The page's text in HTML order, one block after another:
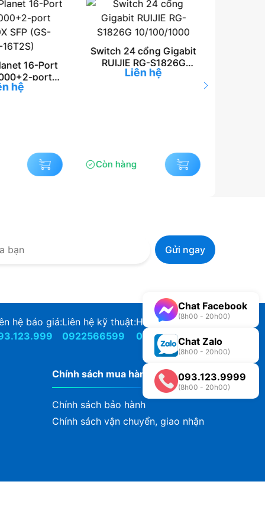
возможность испытать удачу без
стартовых инвестиций. Если вас
заинтересовала подобная перспектива,
рекомендую посетить сайт, предлагающий
бездепозитный бонус за регистрацию.
Получение таких преимуществ позволяет
ознакомиться […]
16-Port
port
SFP (GS-
hệ
Switch 24 cổng Gigabit
RUIJIE RG-S1826G
10/100/1000
Liên hệ
Còn hàng
hệ báo giá:Liên hệ kỹ thuật:
0922566599
Hỗ Trợ Bảo Hành:
0922566588
Chính sách mua hàng và bảo hành
Chính sách bảo hành
Chính sách vận chuyển, giao nhận
Chat Facebook
(8h00 - 20h00)
Chat Zalo
(8h00 - 20h00)
093.123.9999
(8h00 - 20h00)